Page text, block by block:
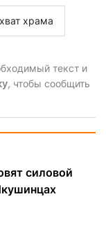
храма
текст и
, чтобы сообщить
силовой